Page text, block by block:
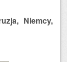
Niemcy,